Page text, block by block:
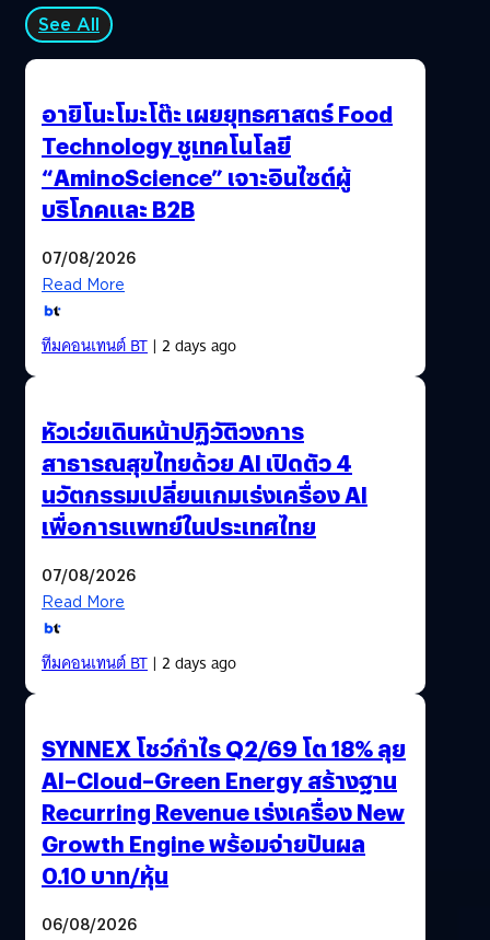
See All
อายิโนะโมะโต๊ะ เผยยุทธศาสตร์ Food
Technology ชูเทคโนโลยี
“AminoScience” เจาะอินไซต์ผู้
บริโภคและ B2B
07/08/2026
Read More
ทีมคอนเทนต์ BT| 2 days ago
หัวเว่ยเดินหน้าปฏิวัติวงการ
สาธารณสุขไทยด้วย AI เปิดตัว 4
นวัตกรรมเปลี่ยนเกมเร่งเครื่อง AI
เพื่อการแพทย์ในประเทศไทย
07/08/2026
Read More
ทีมคอนเทนต์ BT| 2 days ago
SYNNEX โชว์กำไร Q2/69 โต 18% ลุย
AI–Cloud–Green Energy สร้างฐาน
Recurring Revenue เร่งเครื่อง New
Growth Engine พร้อมจ่ายปันผล
0.10 บาท/หุ้น
06/08/2026